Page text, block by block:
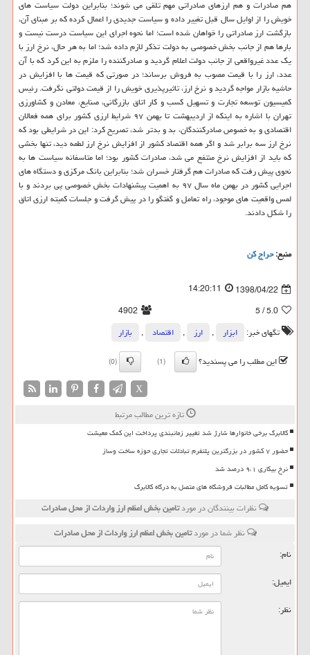
هم صادرات و هم ارزهای صادراتی مهم تلقی می شوند؛ بنابراین دولت سیاست های
خویش را از اوایل سال قبل تغییر داده و سیاست جدیدی را اعمال كرده كه بر مبنای آن،
بازگشت ارز صادراتی را خواهان شده است؛ اما نحوه اجرای این سیاست درست نیست و
بارها هم از جانب بخش خصوصی به دولت تذكر لازم داده شد؛ اما به هر حال، نرخ ارز با
یك عدد غیرواقعی از جانب دولت اعلام گردید و صادركننده را ملزم به این كرد كه با آن
عدد، ارز را با قیمت مصوب به فروش برساند؛ در صورتی كه قیمت ها با افزایش در
حاشیه بازار مواجه گردید و نرخ ارز، تاثیرپذیری خویش را از قیمت دولتی نگرفت. رئیس
كمیسیون توسعه تجارت و تسهیل كسب و كار اتاق بازرگانی، صنایع، معادن و كشاورزی
تهران با اشاره به اینكه از اردیبهشت تا بهمن ۹۷ شرایط ارزی كشور برای همه فعالان
اقتصادی و به خصوص صادركنندگان، بد و بدتر شد، تصریح كرد: این در شرایطی بود كه
نرخ ارز سه برابر شد و اگر همه اقتصاد كشور از افزایش نرخ ارز لطمه دید، تنها بخشی
كه باید از افزایش نرخ منتفع می شد، صادرات كشور بود؛ اما متاسفانه سیاست ها به
نحوی پیش رفت كه صادرات هم گرفتار خسران شد؛ بنابراین بانك مركزی و دستگاه های
اجرایی كشور در بهمن ماه سال ۹۷ به اهمیت پیشنهادات بخش خصوصی پی بردند و با
لمس واقعیت های موجود، راه تعامل و گفتگو را در پیش گرفت و جلسات كمیته ارزی اتاق
را شكل دادند.
منبع:حراج كن
1398/04/22
14:20:11
5.0
/ 5
4902
تگهای خبر:
ابزار , ارز , اقتصاد ,
بازار
این مطلب را می پسندید؟
(1)
(0)
X
تازه ترین مطالب مرتبط
کالابرگ برخی خانوارها شارژ شد تغییر زمانبندی پرداخت این کمک معیشت
حضور ۷ کشور در بزرگترین پلتفرم تبادلات تجاری حوزه ساخت وساز
نرخ بیکاری ۹،۱ درصد شد
تسویه کامل مطالبات فروشگاه های متصل به درگاه کالابرگ
نظرات بینندگان در موردتامین بخش اعظم ارز واردات از محل صادرات
نظر شما در موردتامین بخش اعظم ارز واردات از محل صادرات
نام:
ایمیل:
نظر: